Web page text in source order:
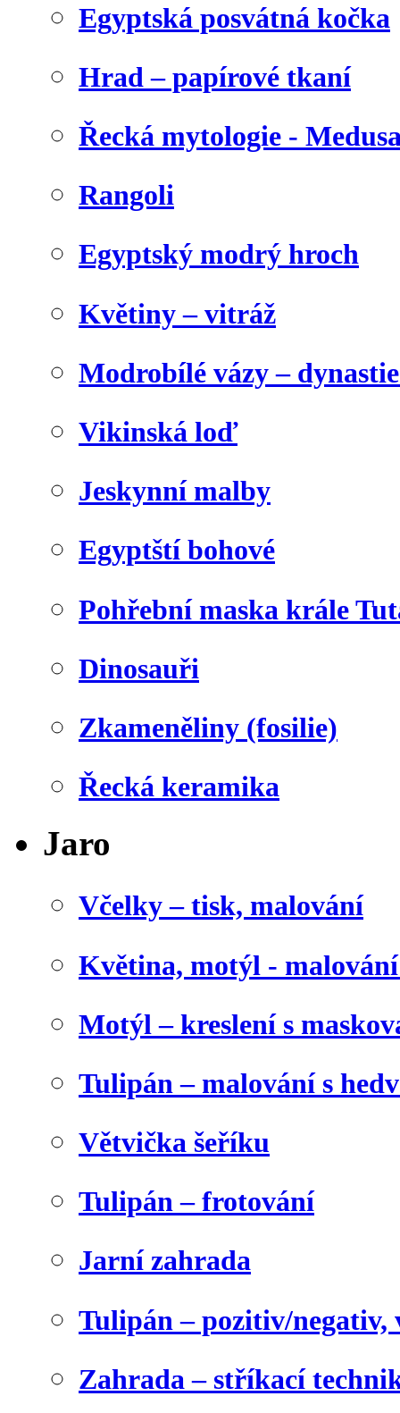
Egyptská posvátná kočka
Hrad – papírové tkaní
Řecká mytologie -
Rangoli
Egyptský modrý hroch
Květiny – vitráž
Modrobílé vázy –
Vikinská loď
Jeskynní malby
Egyptští bohové
Pohřební maska krále
Dinosauři
Zkameněliny (fosilie)
Řecká keramika
Jaro
Včelky – tisk, malování
Květina, motýl -
Motýl – kreslení s
Tulipán – malování s
Větvička šeříku
Tulipán – frotování
Jarní zahrada
Tulipán – pozitiv/negativ,
Zahrada – stříkací